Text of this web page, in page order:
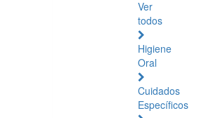
Ver
todos
Higiene
Oral
Cuidados
Específicos